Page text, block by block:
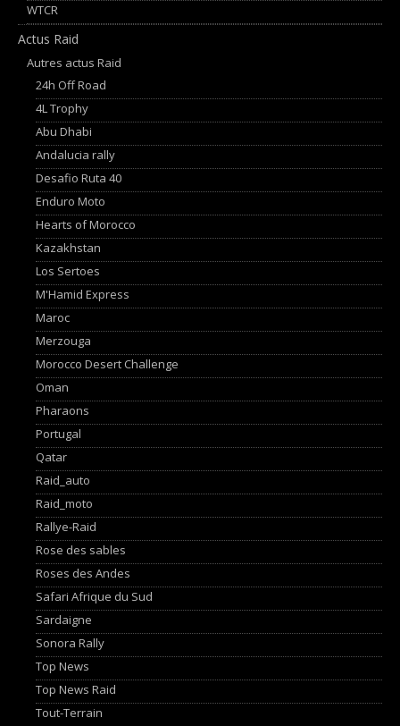
WTCR
Actus Raid
Autres actus Raid
24h Off Road
4L Trophy
Abu Dhabi
Andalucia rally
Desafio Ruta 40
Enduro Moto
Hearts of Morocco
Kazakhstan
Los Sertoes
M'Hamid Express
Maroc
Merzouga
Morocco Desert Challenge
Oman
Pharaons
Portugal
Qatar
Raid_auto
Raid_moto
Rallye-Raid
Rose des sables
Roses des Andes
Safari Afrique du Sud
Sardaigne
Sonora Rally
Top News
Top News Raid
Tout-Terrain